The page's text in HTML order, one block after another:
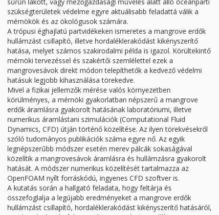
szükségterületek védelme egyre aktuálisabb feladattá válik a
mérnökök és az ökológusok számára.
A trópusi éghajlatú partvidékeken ismeretes a mangrove erdők
hullámzást csillapító, illetve hordaléklerakódást kikényszerítő
hatása, melyet számos szakirodalmi példa is igazol. Körültekintő
mérnöki tervezéssel és szakértői szemlélettel ezek a
mangrovesávok direkt módon telepíthetők a kedvező védelmi
hatásuk legjobb kihasználása törekedve.
Mivel a fizikai jellemzők mérése valós környezetben
körülményes, a mérnöki gyakorlatban népszerű a mangrove
erdők áramlásra gyakorolt hatásának laboratóriumi, illetve
numerikus áramlástani szimulációk (Computational Fluid
Dynamics, CFD) útján történő közelítése. Az ilyen törekvésekről
szóló tudományos publikációk száma egyre nő. Az egyik
legnépszerűbb módszer esetén merev pálcák sokaságával
közelítik a mangrovesávok áramlásra és hullámzásra gyakorolt
hatását. A módszer numerikus közelítését tartalmazza az
OpenFOAM nyílt forráskódú, ingyenes CFD szoftver is.
A kutatás során a hallgató feladata, hogy feltárja és
összefoglalja a legújabb eredményeket a mangrove erdők
hullámzást csillapító, hordaléklerakódást kikényszerítő hatásáról,